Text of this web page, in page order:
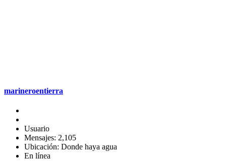
marineroentierra
Usuario
Mensajes: 2,105
Ubicación: Donde haya agua
En línea